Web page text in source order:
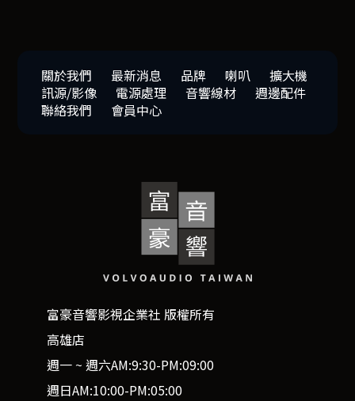
關於我們 最新消息 品牌 喇叭
擴大機
訊源/影像
電源處理 音響線材
週邊配件
聯絡我們
會員中心
富豪音響影視企業社 版權所有
高雄店
週一 ~ 週六AM:9:30-PM:09:00
週日AM:10:00-PM:05:00